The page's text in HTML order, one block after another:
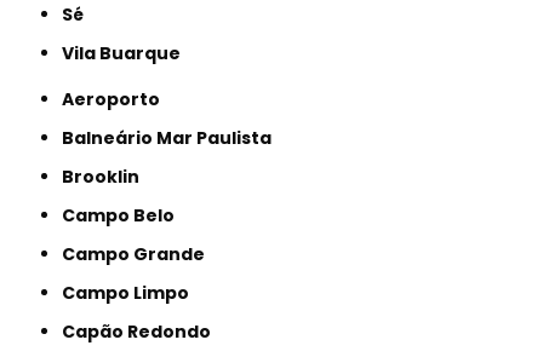
Sé
Vila Buarque
Aeroporto
Balneário Mar Paulista
Brooklin
Campo Belo
Campo Grande
Campo Limpo
Capão Redondo